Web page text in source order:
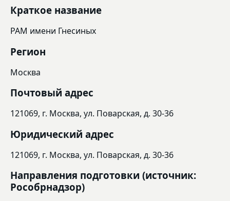
Краткое название
РАМ имени Гнесиных
Регион
Москва
Почтовый адрес
121069, г. Москва, ул. Поварская, д. 30-36
Юридический адрес
121069, г. Москва, ул. Поварская, д. 30-36
Направления подготовки (источник:
Рособрнадзор)